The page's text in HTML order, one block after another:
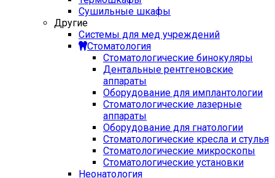
Сушильные шкафы
Другие
Системы для мед учреждений
Стоматология
Стоматологические бинокуляры
Дентальные рентгеновские
аппараты
Оборудование для имплантологии
Стоматологические лазерные
аппараты
Оборудование для гнатологии
Стоматологические кресла и стулья
Стоматологические микроскопы
Стоматологические установки
Неонатология